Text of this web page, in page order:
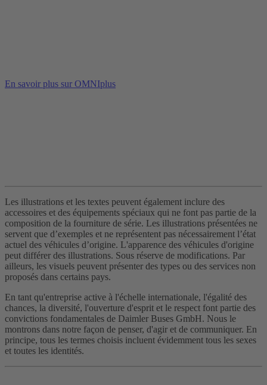
En savoir plus sur OMNIplus
Les illustrations et les textes peuvent également inclure des
accessoires et des équipements spéciaux qui ne font pas partie de la
composition de la fourniture de série. Les illustrations présentées ne
servent que d’exemples et ne représentent pas nécessairement l’état
actuel des véhicules d’origine. L'apparence des véhicules d'origine
peut différer des illustrations. Sous réserve de modifications. Par
ailleurs, les visuels peuvent présenter des types ou des services non
proposés dans certains pays.
En tant qu'entreprise active à l'échelle internationale, l'égalité des
chances, la diversité, l'ouverture d'esprit et le respect font partie des
convictions fondamentales de Daimler Buses GmbH. Nous le
montrons dans notre façon de penser, d'agir et de communiquer. En
principe, tous les termes choisis incluent évidemment tous les sexes
et toutes les identités.